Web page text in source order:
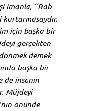
imanla, ‘‘Rab
kurtarmasaydın
için başka bir
gerçekten
demek
başka bir
de insanın
Müjdeyi
önünde